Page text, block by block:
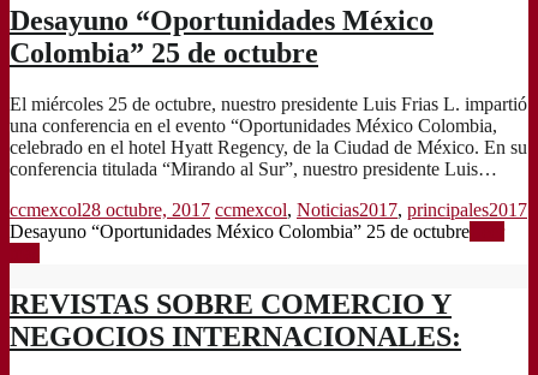
Desayuno “Oportunidades México
Colombia” 25 de octubre
El miércoles 25 de octubre, nuestro presidente Luis Frias L. impartió
una conferencia en el evento “Oportunidades México Colombia,
celebrado en el hotel Hyatt Regency, de la Ciudad de México. En su
conferencia titulada “Mirando al Sur”, nuestro presidente Luis…
ccmexcol28 octubre, 2017 ccmexcol, Noticias2017, principales2017
Desayuno “Oportunidades México Colombia” 25 de octubre
REVISTAS SOBRE COMERCIO Y
NEGOCIOS INTERNACIONALES: